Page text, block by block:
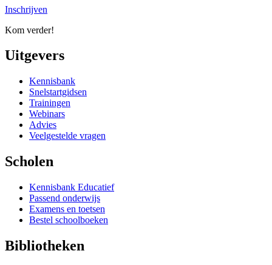
Inschrijven
Kom verder!
Uitgevers
Kennisbank
Snelstartgidsen
Trainingen
Webinars
Advies
Veelgestelde vragen
Scholen
Kennisbank Educatief
Passend onderwijs
Examens en toetsen
Bestel schoolboeken
Bibliotheken